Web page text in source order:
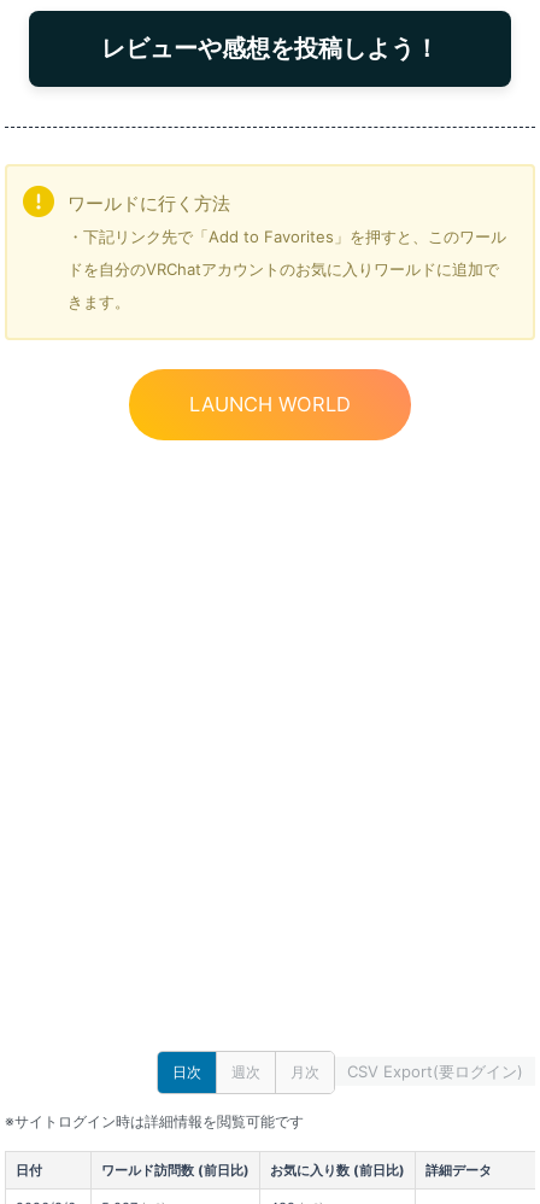
レビューや感想を投稿しよう！
ワールドに行く方法
・下記リンク先で「Add to Favorites」を押すと、このワール
ドを自分のVRChatアカウントのお気に入りワールドに追加で
きます。
LAUNCH WORLD
日次 週次 月次 CSV Export(要ログイン)
※サイトログイン時は詳細情報を閲覧可能です
日付 ワールド訪問数 (前日比) お気に入り数 (前日比) 詳細データ